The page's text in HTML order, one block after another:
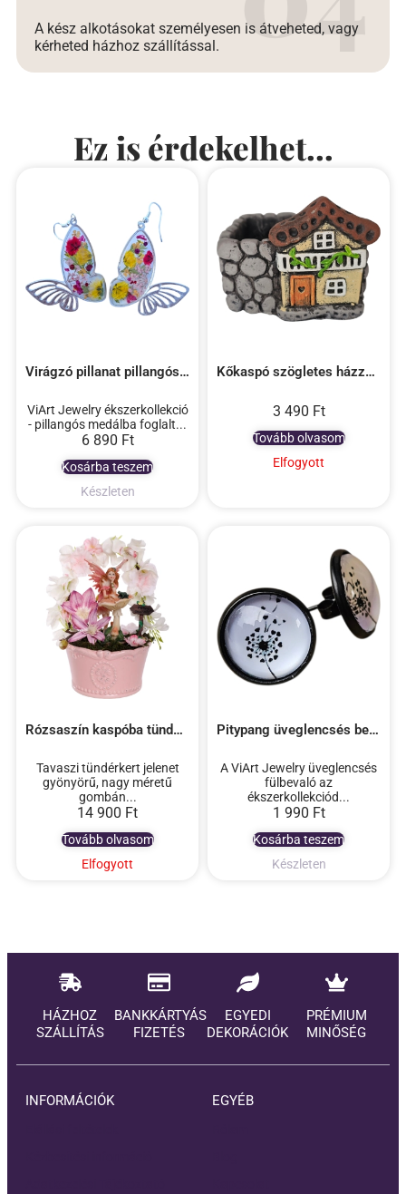
A kész alkotásokat személyesen is átveheted, vagy
kérheted házhoz szállítással.
Ez is érdekelhet...
Készleten
Virágzó pillanat pillangós epoxy fülbevaló
6 890 Ft
ViArt Jewelry ékszerkollekció
- pillangós medálba foglalt...
Kosárba teszem Elfogyott
Kőkaspó szögletes házzal – szürke
3 490 Ft
Tovább olvasom
Elfogyott
Rózsaszín kaspóba tündérkert jelenet magnóliával
14 900 Ft
Tavaszi tündérkert jelenet
gyönyörű, nagy méretű
gombán...
Tovább olvasom
Készleten
Pitypang üveglencsés beszúrós fülbevaló
1 990 Ft
A ViArt Jewelry üveglencsés
fülbevaló az
ékszerkollekciód...
Kosárba teszem
HÁZHOZ
SZÁLLÍTÁS
BANKKÁRTYÁS
FIZETÉS
EGYEDI
DEKORÁCIÓK
PRÉMIUM
MINŐSÉG
INFORMÁCIÓK EGYÉB